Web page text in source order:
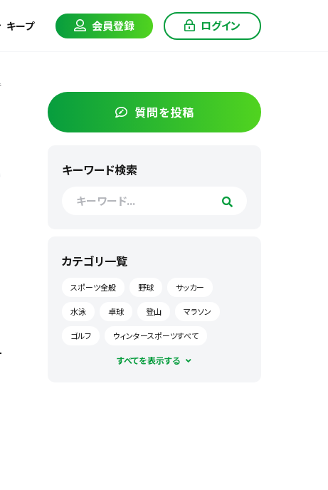
キープ 会員登録 ログイン
質問を投稿
キーワード検索
カテゴリ一覧
スポーツ全般 野球 サッカー
水泳 卓球 登山 マラソン
ゴルフ ウィンタースポーツすべて
自転車競技すべて その他すべて